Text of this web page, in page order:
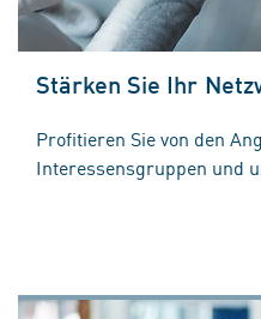
Stärken Sie Ihr
Profitieren Sie von den
Interessensgruppen und